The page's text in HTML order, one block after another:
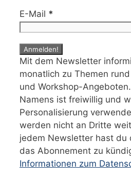
E-Mail *
Mit dem Newsletter
monatlich zu Themen
und Workshop-
Namens ist freiwillig und
Personalisierung
werden nicht an Dritte
jedem Newsletter hast du
das Abonnement zu
Informationen zum